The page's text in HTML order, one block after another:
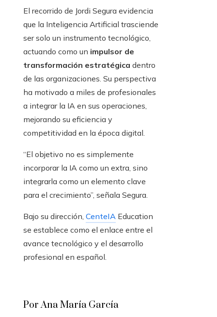
El recorrido de Jordi Segura evidencia
que la Inteligencia Artificial trasciende
ser solo un instrumento tecnológico,
actuando como un impulsor de
transformación estratégica dentro
de las organizaciones. Su perspectiva
ha motivado a miles de profesionales
a integrar la IA en sus operaciones,
mejorando su eficiencia y
competitividad en la época digital.
“El objetivo no es simplemente
incorporar la IA como un extra, sino
integrarla como un elemento clave
para el crecimiento”, señala Segura.
Bajo su dirección, CenteIA Education
se establece como el enlace entre el
avance tecnológico y el desarrollo
profesional en español.
Por Ana María García